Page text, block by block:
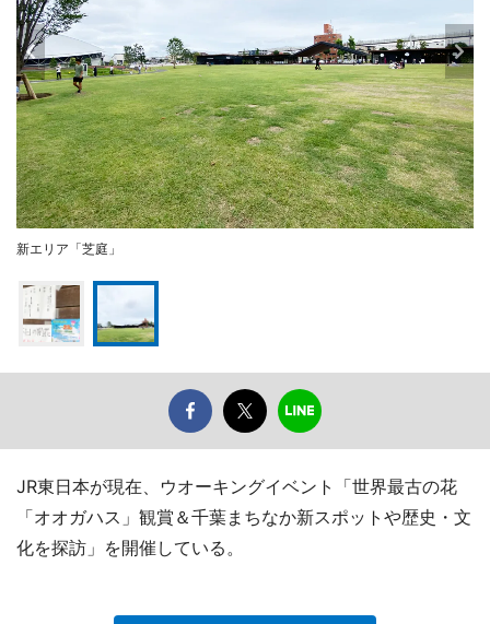
新エリア「芝庭」
JR東日本が現在、ウオーキングイベント「世界最古の花
「オオガハス」観賞＆千葉まちなか新スポットや歴史・文
化を探訪」を開催している。